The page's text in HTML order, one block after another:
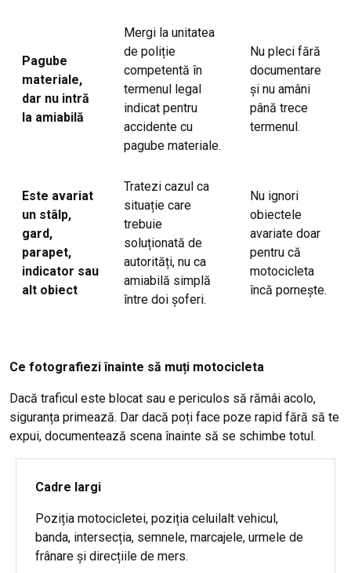
Pagube
materiale,
dar nu intră
la amiabilă
Mergi la unitatea
de poliție
competentă în
termenul legal
indicat pentru
accidente cu
pagube materiale.
Nu pleci fără
documentare
și nu amâni
până trece
termenul.
Este avariat
un stâlp,
gard,
parapet,
indicator sau
alt obiect
Tratezi cazul ca
situație care
trebuie
soluționată de
autorități, nu ca
amiabilă simplă
între doi șoferi.
Nu ignori
obiectele
avariate doar
pentru că
motocicleta
încă pornește.
Ce fotografiezi înainte să muți motocicleta
Dacă traficul este blocat sau e periculos să rămâi acolo,
siguranța primează. Dar dacă poți face poze rapid fără să te
expui, documentează scena înainte să se schimbe totul.
Cadre largi
Poziția motocicletei, poziția celuilalt vehicul,
banda, intersecția, semnele, marcajele, urmele de
frânare și direcțiile de mers.